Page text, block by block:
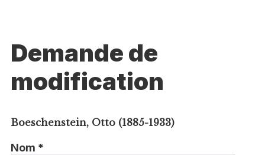
Demande de
modification
Boeschenstein, Otto (1885-1933)
Nom *